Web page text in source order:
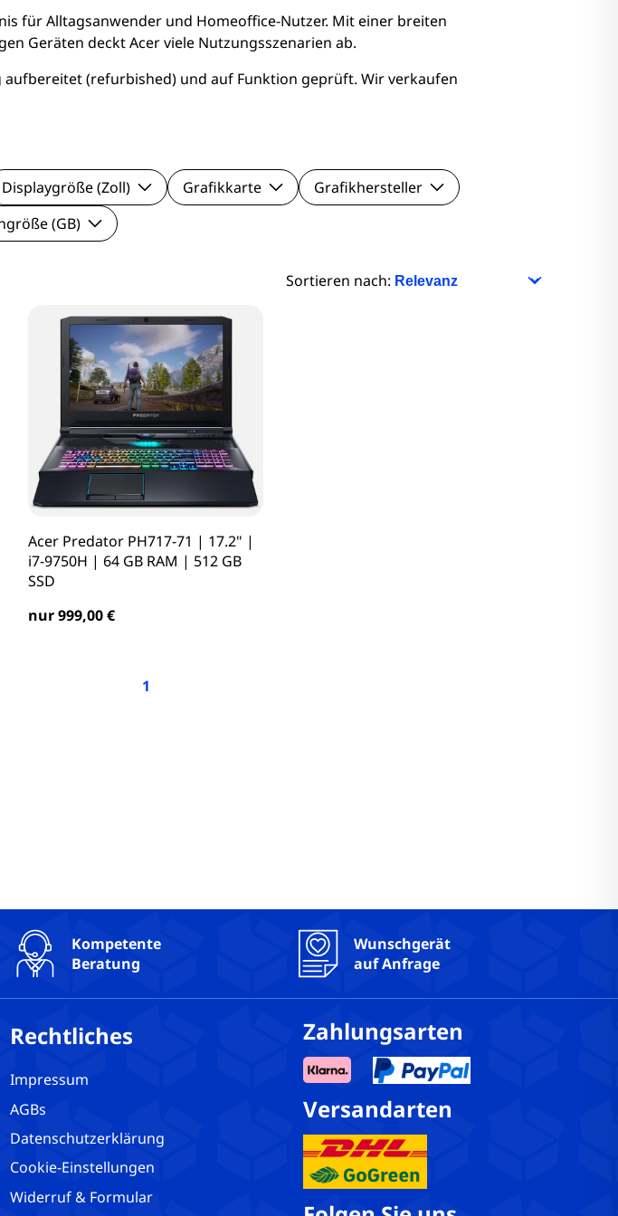
Viewsonic Monitore
für Alltagsanwender und Homeoffice-Nutzer. Mit einer breiten
Geräten deckt Acer viele Nutzungsszenarien ab.
(refurbished) und auf Funktion geprüft. Wir verkaufen
Displaygröße (Zoll) Grafikkarte
Grafikhersteller
(GB)
Sortieren nach:
Acer Predator PH717-71 | 17.2" |
i7-9750H | 64 GB RAM | 512 GB
SSD
nur 999,00 €
1
Kompetente
Beratung
Wunschgerät
auf Anfrage
Rechtliches
Impressum
AGBs
Datenschutzerklärung
Cookie-Einstellungen
Widerruf & Formular
Zahlungsarten
Versandarten